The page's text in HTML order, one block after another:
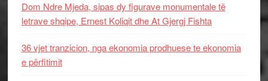
Dom Ndre Mjeda, sipas dy figurave monumentale të
letrave shqipe, Ernest Koliqit dhe At Gjergj Fishta
36 vjet tranzicion, nga ekonomia prodhuese te ekonomia
e përfitimit